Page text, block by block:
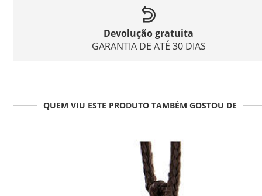
Devolução gratuita
GARANTIA DE ATÉ 30 DIAS
QUEM VIU ESTE PRODUTO TAMBÉM GOSTOU DE